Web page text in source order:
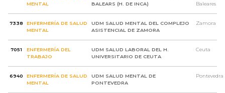
MENTAL
BALEARS (H. DE INCA)
Baleares
7338
ENFERMERÍA DE SALUD
MENTAL
UDM SALUD MENTAL DEL COMPLEJO
ASISTENCIAL DE ZAMORA
Zamora
7051
ENFERMERÍA DEL
TRABAJO
UDM SALUD LABORAL DEL H.
UNIVERSITARIO DE CEUTA
Ceuta
6940
ENFERMERÍA DE SALUD
MENTAL
UDM SALUD MENTAL DE
PONTEVEDRA
Pontevedra